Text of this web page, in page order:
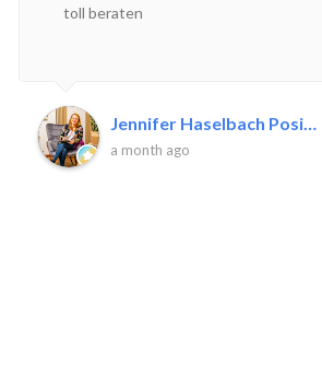
toll beraten
Jennifer Haselbach Positive P.
a month ago